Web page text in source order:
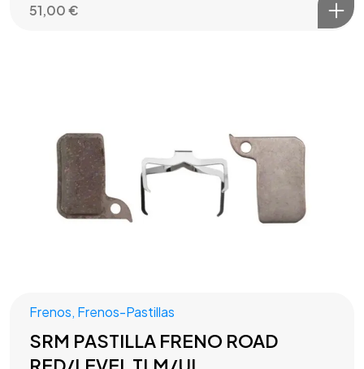
51,00€
Frenos, Frenos-Pastillas
SRM PASTILLA FRENO ROAD